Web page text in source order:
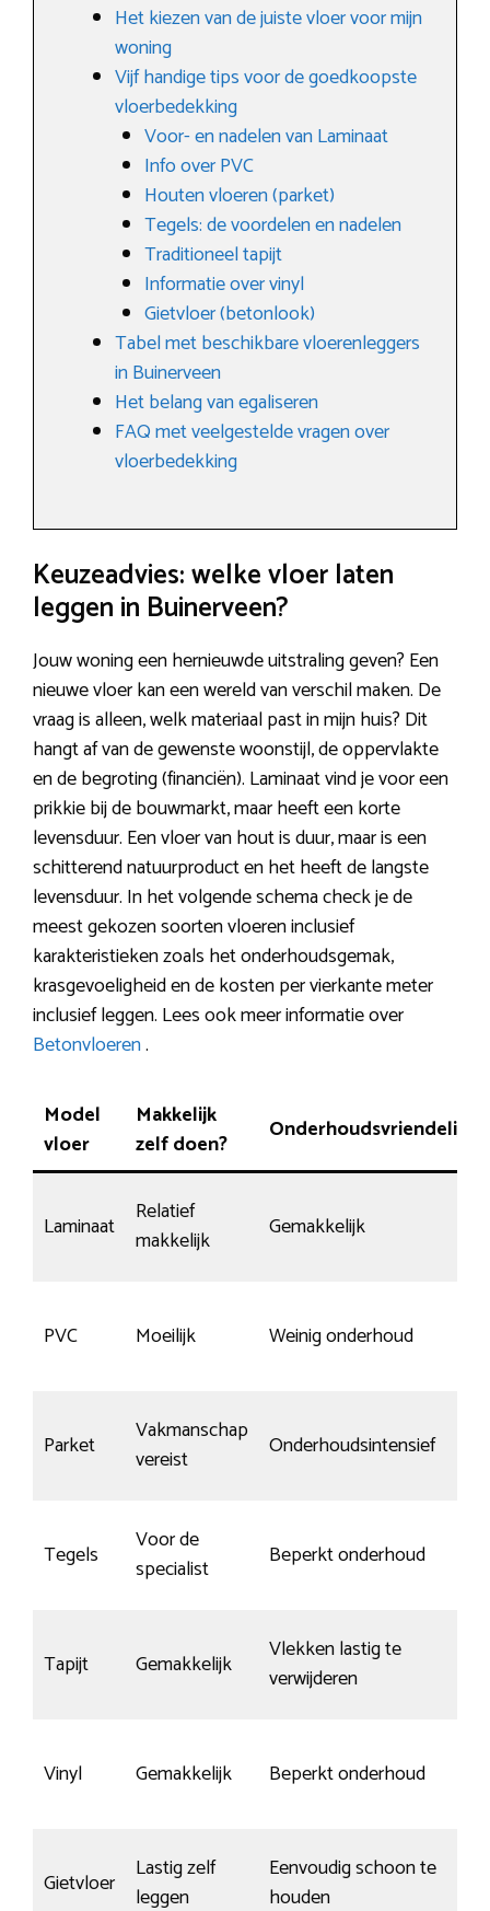
Het kiezen van de juiste vloer voor mijn
woning
Vijf handige tips voor de goedkoopste
vloerbedekking
Voor- en nadelen van Laminaat
Info over PVC
Houten vloeren (parket)
Tegels: de voordelen en nadelen
Traditioneel tapijt
Informatie over vinyl
Gietvloer (betonlook)
Tabel met beschikbare vloerenleggers
in Buinerveen
Het belang van egaliseren
FAQ met veelgestelde vragen over
vloerbedekking
Keuzeadvies: welke vloer laten
leggen in Buinerveen?
Jouw woning een hernieuwde uitstraling geven? Een
nieuwe vloer kan een wereld van verschil maken. De
vraag is alleen, welk materiaal past in mijn huis? Dit
hangt af van de gewenste woonstijl, de oppervlakte
en de begroting (financiën). Laminaat vind je voor een
prikkie bij de bouwmarkt, maar heeft een korte
levensduur. Een vloer van hout is duur, maar is een
schitterend natuurproduct en het heeft de langste
levensduur. In het volgende schema check je de
meest gekozen soorten vloeren inclusief
karakteristieken zoals het onderhoudsgemak,
krasgevoeligheid en de kosten per vierkante meter
inclusief leggen. Lees ook meer informatie over
Betonvloeren.
Model
vloer
Makkelijk
zelf doen?
Onderhoudsvriendelijk
Laminaat
Relatief
makkelijk
Gemakkelijk
PVC Moeilijk Weinig onderhoud
Parket
Vakmanschap
vereist
Onderhoudsintensief
Tegels
Voor de
specialist
Beperkt onderhoud
Tapijt Gemakkelijk
Vlekken lastig te
verwijderen
Vinyl Gemakkelijk Beperkt onderhoud
Gietvloer
Lastig zelf
leggen
Eenvoudig schoon te
houden